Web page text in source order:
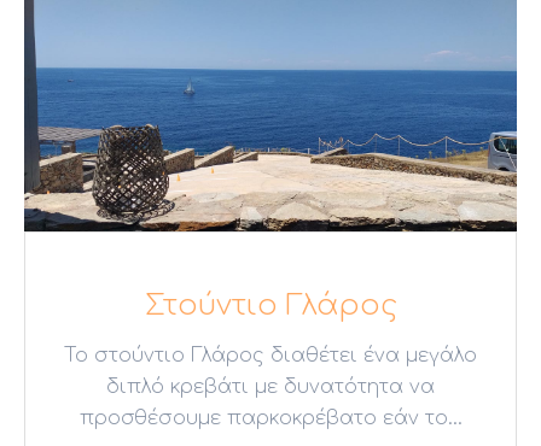
Στούντιο Γλάρος
Το στούντιο Γλάρος διαθέτει ένα μεγάλο
διπλό κρεβάτι με δυνατότητα να
προσθέσουμε παρκοκρέβατο εάν το...